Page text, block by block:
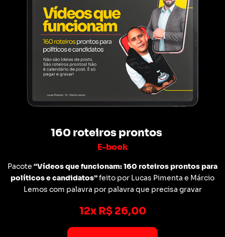
160 roteiros prontos
E-book
Pacote “Vídeos que funcionam: 160 roteiros prontos para
políticos e candidatos”feito por Lucas Pimenta e Márcio
Lemos com palavra por palavra que precisa gravar
12x R$ 26,00